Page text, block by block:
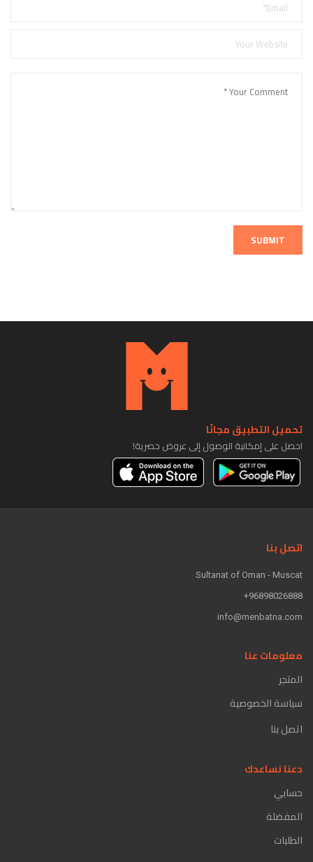
SUBMIT
تحميل التطبيق مجانًا
احصل على إمكانية الوصول إلى عروض حصرية!
اتصل بنا
Sultanat of Oman - Muscat
96898026888+
info@menbatna.com
معلومات عنا
المتجر
سياسة الخصوصية
اتصل بنا
دعنا نساعدك
حسابي
المفضلة
الطلبات